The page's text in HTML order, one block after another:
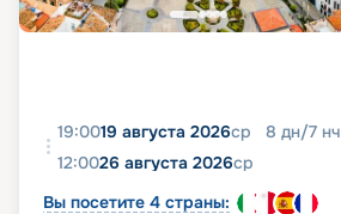
19:0019 августа 2026ср 8 дн/7 нч
12:0026 августа 2026ср
Вы посетите 4 страны: